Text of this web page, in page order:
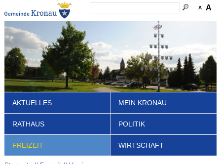
A A
AKTUELLES MEIN KRONAU
RATHAUS POLITIK
FREIZEIT WIRTSCHAFT